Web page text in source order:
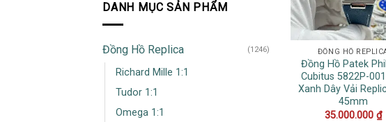
DANH MỤC SẢN PHẨM
Đồng Hồ Replica (1246)
Richard Mille 1:1
Tudor 1:1
Omega 1:1
ĐỒNG HỒ
Đồng Hồ Patek
Cubitus 5822P-
Xanh Dây Vải
45mm
35.000.000 ₫